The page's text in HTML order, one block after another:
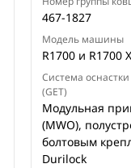
467-1827
Модель машины
R1700 и R1700
Система
(GET)
Модульная
(MWO),
болтовым
Durilock